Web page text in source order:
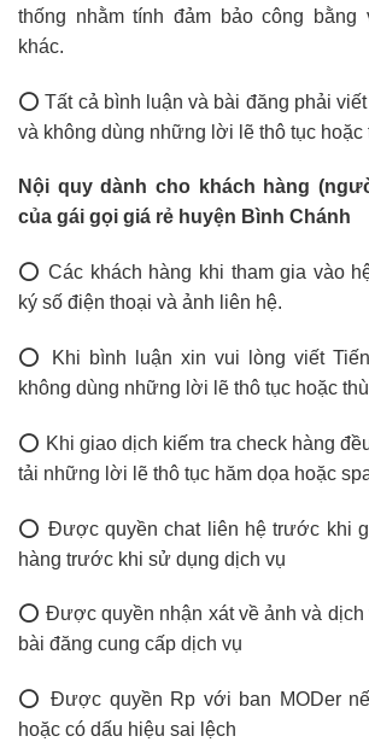
thống nhằm tính đảm bảo công bằng
khác.
⭕ Tất cả bình luận và bài đăng phải
và không dùng những lời lẽ thô tục hoặc
Nội quy dành cho khách hàng
của gái gọi giá rẻ huyện Bình Chánh
⭕ Các khách hàng khi tham gia vào
ký số điện thoại và ảnh liên hệ.
⭕ Khi bình luận xin vui lòng viết
không dùng những lời lẽ thô tục hoặc
⭕ Khi giao dịch kiếm tra check hàng
tải những lời lẽ thô tục hăm dọa hoặc
⭕ Được quyền chat liên hệ trước khi
hàng trước khi sử dụng dịch vụ
⭕ Được quyền nhận xát về ảnh và dịch
bài đăng cung cấp dịch vụ
⭕ Được quyền Rp với ban MODer
hoặc có dấu hiệu sai lệch